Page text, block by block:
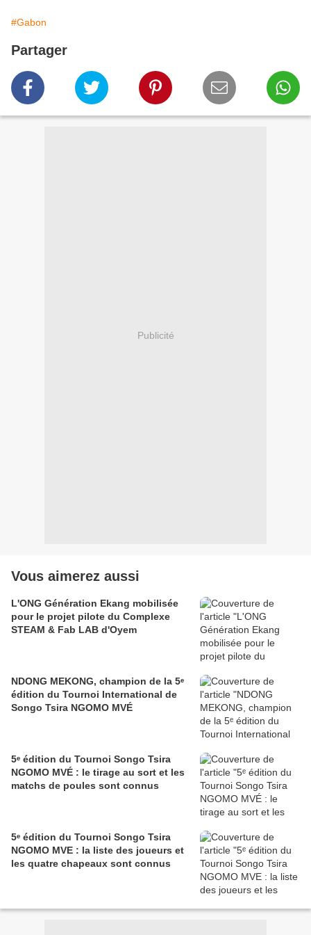
#Gabon
Partager
Publicité
Vous aimerez aussi
L'ONG Génération Ekang mobilisée
pour le projet pilote du Complexe
STEAM & Fab LAB d'Oyem
NDONG MEKONG, champion de la 5ᵉ
édition du Tournoi International de
Songo Tsira NGOMO MVÉ
5ᵉ édition du Tournoi Songo Tsira
NGOMO MVÉ : le tirage au sort et les
matchs de poules sont connus
5ᵉ édition du Tournoi Songo Tsira
NGOMO MVE : la liste des joueurs et
les quatre chapeaux sont connus